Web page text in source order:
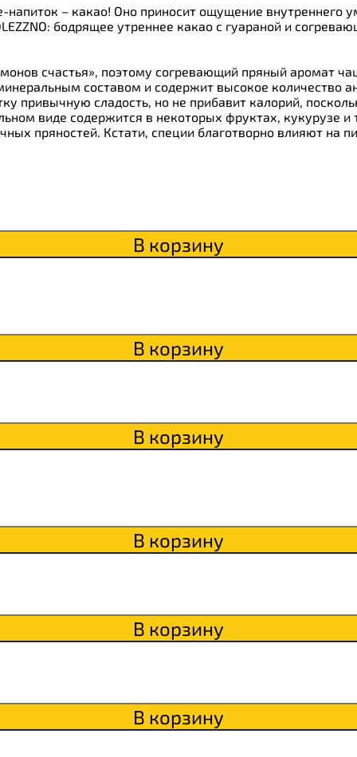
Chikapie
– какао! Оно приносит ощущение внутреннего
бодрящее утреннее какао с гуараной и
счастья», поэтому согревающий пряный аромат
составом и содержит высокое количество
привычную сладость, но не прибавит калорий,
виде содержится в некоторых фруктах, кукурузе и
пряностей. Кстати, специи благотворно влияют на
В корзину
В корзину
В корзину
В корзину
В корзину
В корзину